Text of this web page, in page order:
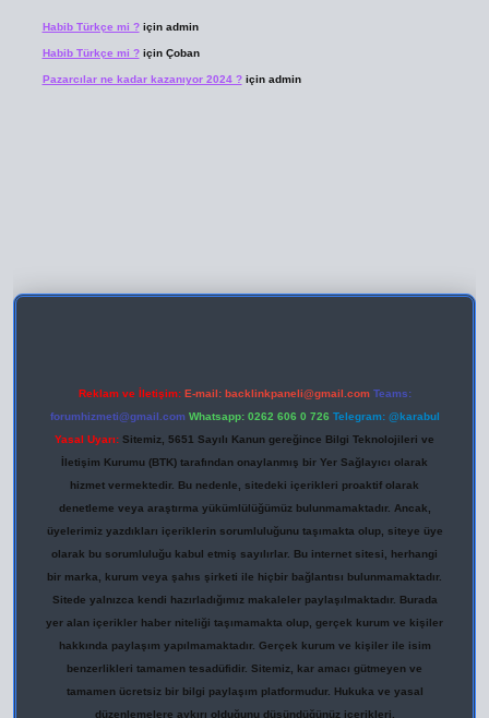
Habib Türkçe mi ?için admin
Habib Türkçe mi ?için Çoban
Pazarcılar ne kadar kazanıyor 2024 ?için admin
Reklam ve İletişim: E-mail: backlinkpaneli@gmail.com Teams:
forumhizmeti@gmail.com Whatsapp: 0262 606 0 726 Telegram: @karabul
Yasal Uyarı: Sitemiz, 5651 Sayılı Kanun gereğince Bilgi Teknolojileri ve
İletişim Kurumu (BTK) tarafından onaylanmış bir Yer Sağlayıcı olarak
hizmet vermektedir. Bu nedenle, sitedeki içerikleri proaktif olarak
denetleme veya araştırma yükümlülüğümüz bulunmamaktadır. Ancak,
üyelerimiz yazdıkları içeriklerin sorumluluğunu taşımakta olup, siteye üye
olarak bu sorumluluğu kabul etmiş sayılırlar. Bu internet sitesi, herhangi
bir marka, kurum veya şahıs şirketi ile hiçbir bağlantısı bulunmamaktadır.
Sitede yalnızca kendi hazırladığımız makaleler paylaşılmaktadır. Burada
yer alan içerikler haber niteliği taşımamakta olup, gerçek kurum ve kişiler
hakkında paylaşım yapılmamaktadır. Gerçek kurum ve kişiler ile isim
benzerlikleri tamamen tesadüfidir. Sitemiz, kar amacı gütmeyen ve
tamamen ücretsiz bir bilgi paylaşım platformudur. Hukuka ve yasal
düzenlemelere aykırı olduğunu düşündüğünüz içerikleri,